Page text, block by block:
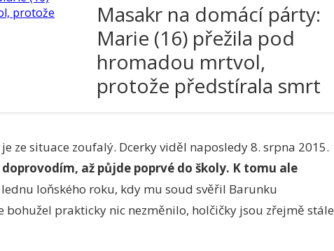
Masakr na domácí párty:
Marie (16) přežila pod
hromadou mrtvol,
protože předstírala smrt
ze situace zoufalý. Dcerky viděl naposledy 8. srpna 2015.
až půjde poprvé do školy. K tomu ale
loňského roku, kdy mu soud svěřil Barunku
bohužel prakticky nic nezměnilo, holčičky jsou zřejmě stále